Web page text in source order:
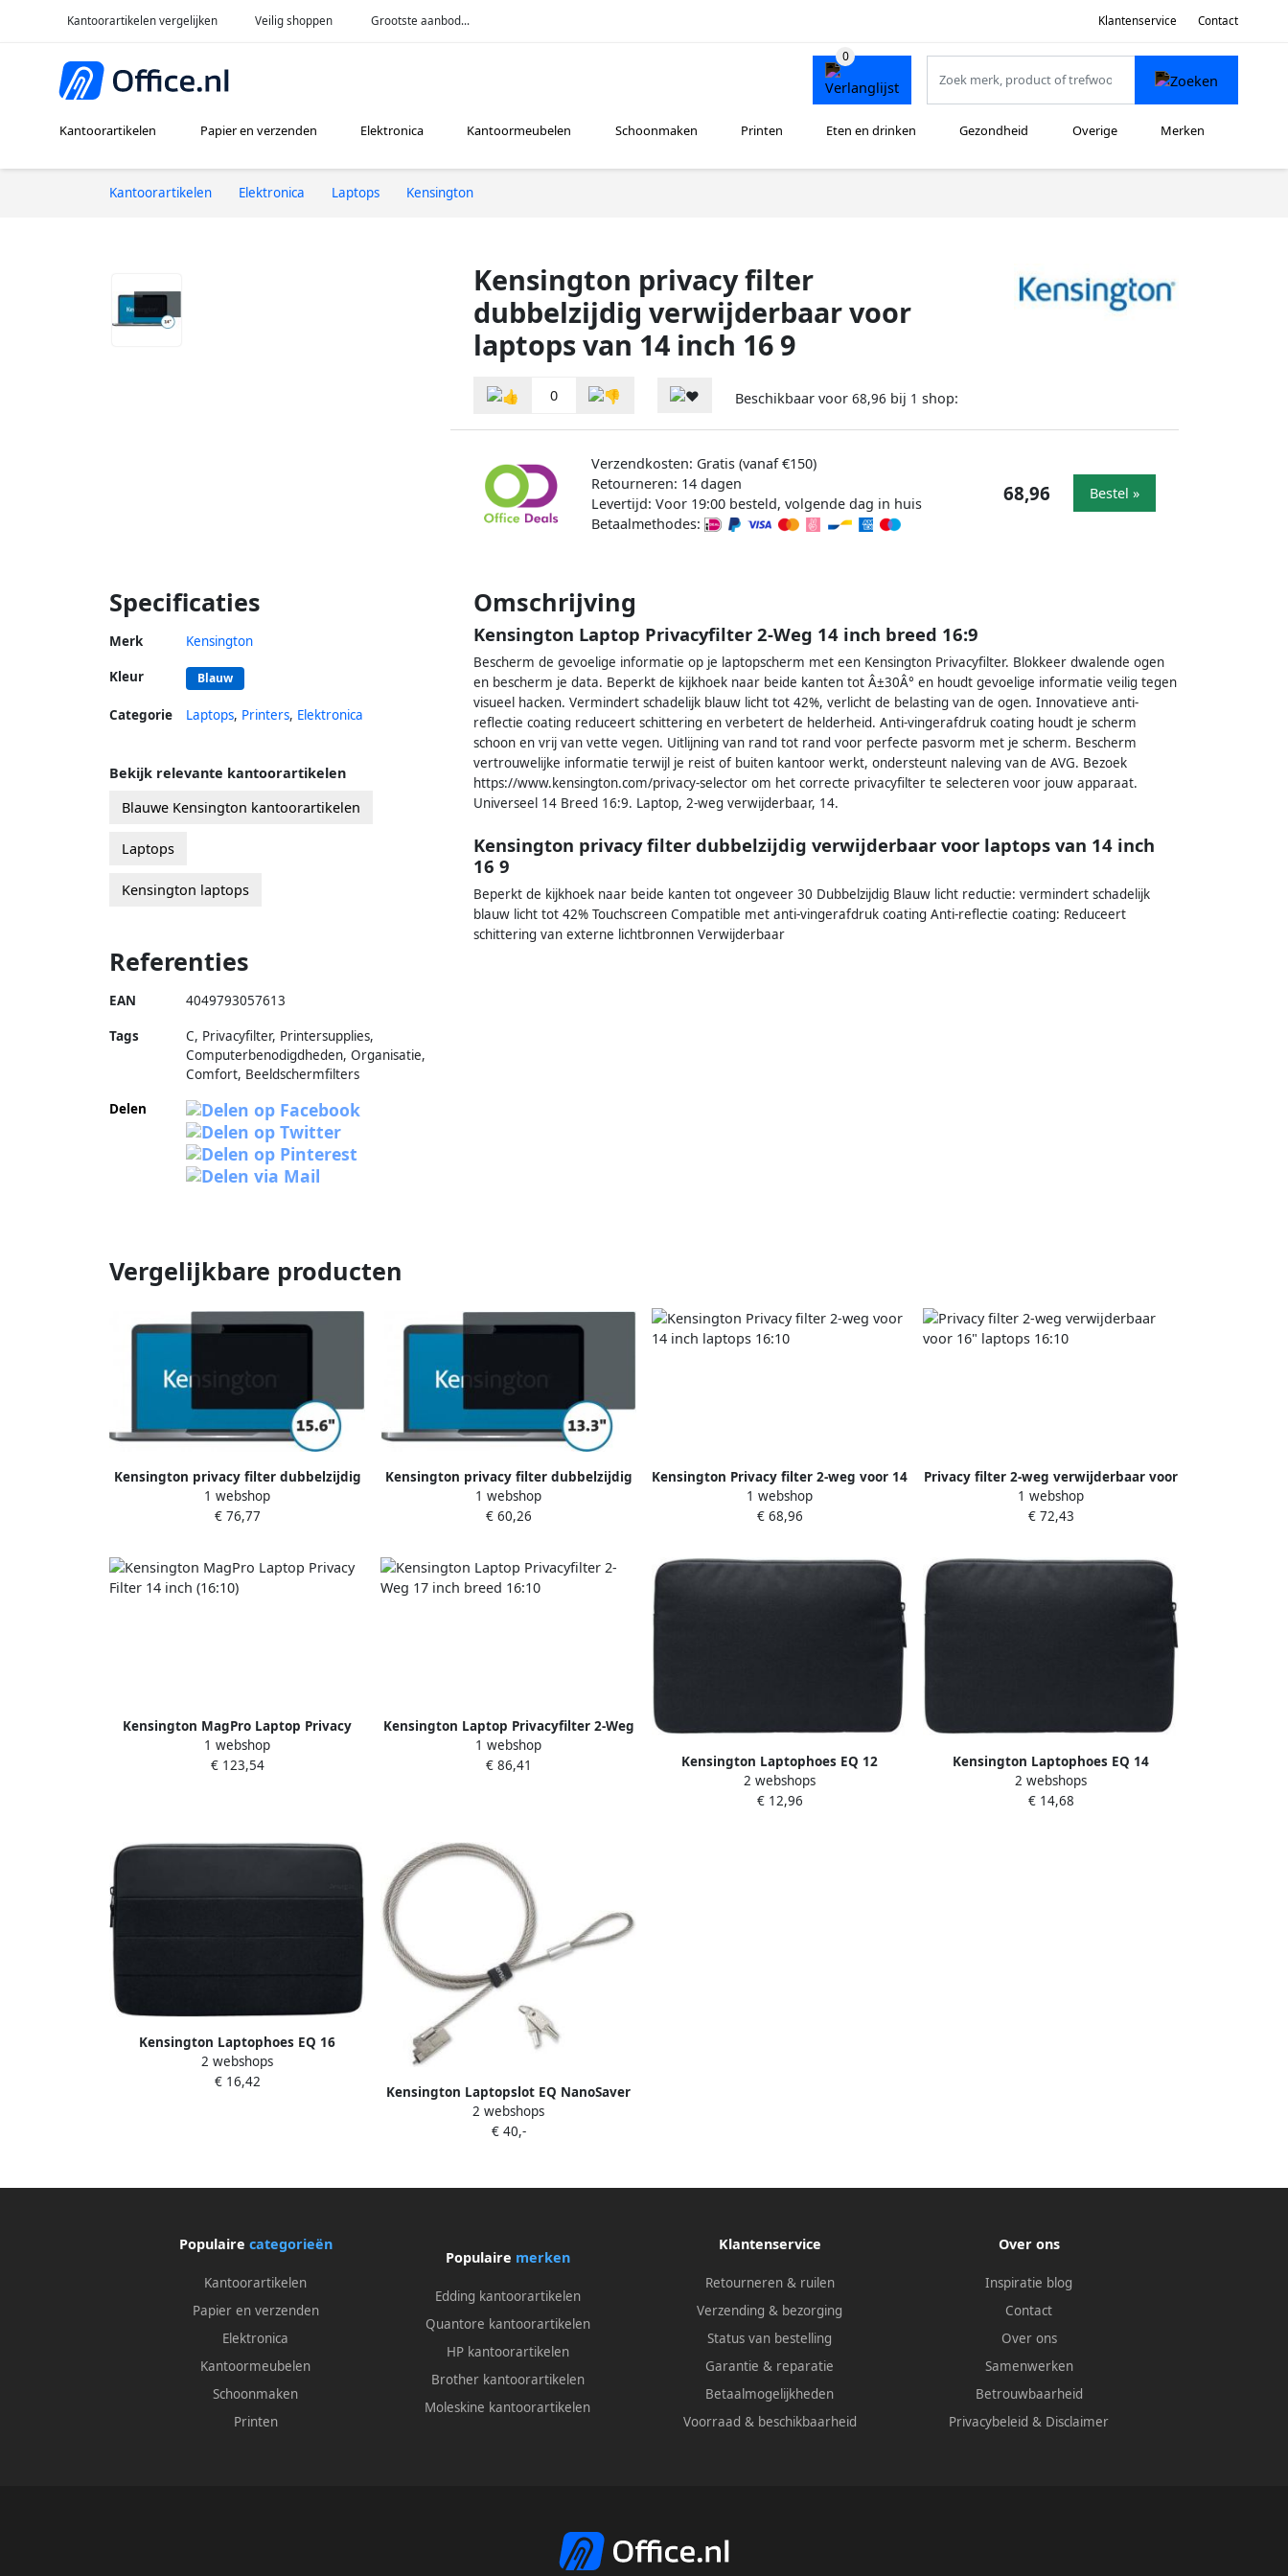
Kantoorartikelen vergelijken Veilig shoppen Grootste aanbod... Klantenservice Contact
Kantoorartikelen Papier en verzenden Elektronica Kantoormeubelen Schoonmaken Printen Eten en drinken Gezondheid Overige Merken
Kantoorartikelen Elektronica Laptops Kensington
Kensington privacy filter
dubbelzijdig verwijderbaar voor
laptops van 14 inch 16 9
0 Beschikbaar voor 68,96 bij 1 shop:
Verzendkosten: Gratis (vanaf €150)
Retourneren: 14 dagen
Levertijd: Voor 19:00 besteld, volgende dag in huis
Betaalmethodes:
68,96 Bestel »
Specificaties
Merk Kensington
Kleur Blauw
Categorie Laptops, Printers, Elektronica
Omschrijving
Kensington Laptop Privacyfilter 2-Weg 14 inch breed 16:9
Bescherm de gevoelige informatie op je laptopscherm met een Kensington Privacyfilter. Blokkeer dwalende ogen
en bescherm je data. Beperkt de kijkhoek naar beide kanten tot Â±30Â° en houdt gevoelige informatie veilig tegen
visueel hacken. Vermindert schadelijk blauw licht tot 42%, verlicht de belasting van de ogen. Innovatieve anti-
reflectie coating reduceert schittering en verbetert de helderheid. Anti-vingerafdruk coating houdt je scherm
schoon en vrij van vette vegen. Uitlijning van rand tot rand voor perfecte pasvorm met je scherm. Bescherm
vertrouwelijke informatie terwijl je reist of buiten kantoor werkt, ondersteunt naleving van de AVG. Bezoek
https://www.kensington.com/privacy-selector om het correcte privacyfilter te selecteren voor jouw apparaat.
Universeel 14 Breed 16:9. Laptop, 2-weg verwijderbaar, 14.
Kensington privacy filter dubbelzijdig verwijderbaar voor laptops van 14 inch
16 9
Beperkt de kijkhoek naar beide kanten tot ongeveer 30 Dubbelzijdig Blauw licht reductie: vermindert schadelijk
blauw licht tot 42% Touchscreen Compatible met anti-vingerafdruk coating Anti-reflectie coating: Reduceert
schittering van externe lichtbronnen Verwijderbaar
Bekijk relevante kantoorartikelen
Blauwe Kensington kantoorartikelen
Laptops
Kensington laptops
Referenties
EAN 4049793057613
Tags
C, Privacyfilter, Printersupplies,
Computerbenodigdheden, Organisatie,
Comfort, Beeldschermfilters
Delen
Vergelijkbare producten
Kensington privacy filter dubbelzijdig
verwijderbaar voor laptops van 15 6
inch 16 9
1 webshop
€ 76,77
Kensington privacy filter dubbelzijdig
verwijderbaar voor laptops van 13 3
inch 16 10
1 webshop
€ 60,26
Kensington Privacy filter 2-weg voor 14
inch laptops 16:10
1 webshop
€ 68,96
Privacy filter 2-weg verwijderbaar voor
16" laptops 16:10
1 webshop
€ 72,43
Kensington MagPro Laptop Privacy
Filter 14 inch (16:10)
1 webshop
€ 123,54
Kensington Laptop Privacyfilter 2-Weg
17 inch breed 16:10
1 webshop
€ 86,41
Kensington Laptophoes EQ 12
2 webshops
€ 12,96
Kensington Laptophoes EQ 14
2 webshops
€ 14,68
Kensington Laptophoes EQ 16
2 webshops
€ 16,42
Kensington Laptopslot EQ NanoSaver
2.0 met sleutel
2 webshops
€ 40,-
Populaire categorieën
Kantoorartikelen
Papier en verzenden
Elektronica
Kantoormeubelen
Schoonmaken
Printen
Populaire merken
Edding kantoorartikelen
Quantore kantoorartikelen
HP kantoorartikelen
Brother kantoorartikelen
Moleskine kantoorartikelen
Klantenservice
Retourneren & ruilen
Verzending & bezorging
Status van bestelling
Garantie & reparatie
Betaalmogelijkheden
Voorraad & beschikbaarheid
Over ons
Inspiratie blog
Contact
Over ons
Samenwerken
Betrouwbaarheid
Privacybeleid & Disclaimer